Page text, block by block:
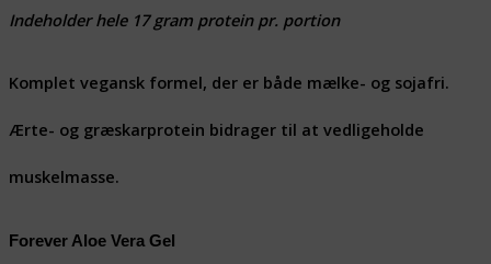
Indeholder hele 17 gram protein pr. portion
Komplet vegansk formel, der er både mælke- og sojafri.
Ærte- og græskarprotein bidrager til at vedligeholde
muskelmasse.
Forever Aloe Vera Gel